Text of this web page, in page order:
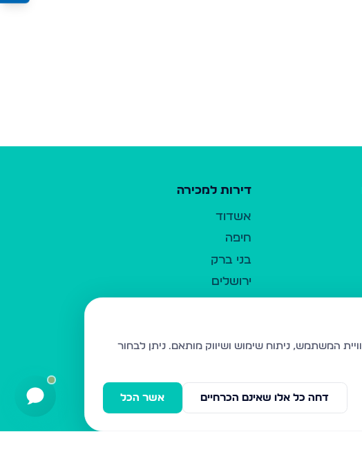
דירות למכירה
אשדוד
חיפה
בני ברק
ירושלים
בית שמש
ביתר עילית
ניתן לבחור
אשר הכל דחה כל אלו שאינם הכרחיים